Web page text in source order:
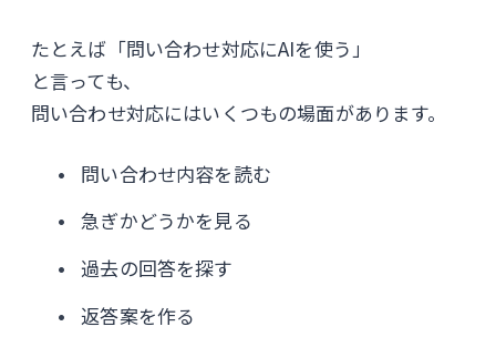
たとえば「問い合わせ対応にAIを使う」
と言っても、
問い合わせ対応にはいくつもの場面があります。
問い合わせ内容を読む
急ぎかどうかを見る
過去の回答を探す
返答案を作る